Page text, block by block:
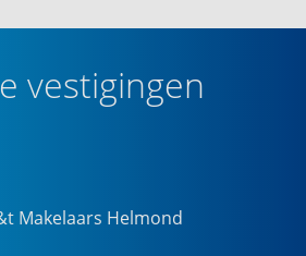
zal de
plaatsvinden bij de vaste
vestigingen
Makelaars Helmond